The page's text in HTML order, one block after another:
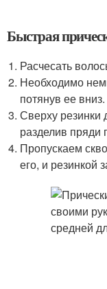
Быстрая
Расчесать
Необходимо
потянув ее вниз.
Сверху резинки
разделив пряди
Пропускаем
его, и резинкой